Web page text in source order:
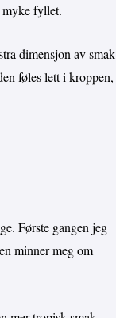
myke fyllet.
dimensjon av smak
føles lett i kroppen,
Første gangen jeg
minner meg om